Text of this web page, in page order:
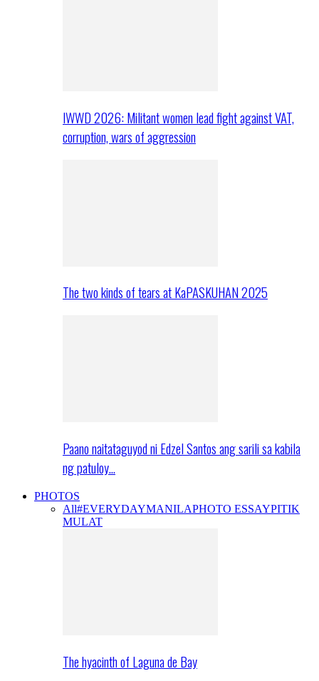
IWWD 2026: Militant women lead fight against VAT,
corruption, wars of aggression
The two kinds of tears at KaPASKUHAN 2025
Paano naitataguyod ni Edzel Santos ang sarili sa kabila
ng patuloy…
PHOTOS
All#EVERYDAYMANILAPHOTO ESSAYPITIK
MULAT
The hyacinth of Laguna de Bay